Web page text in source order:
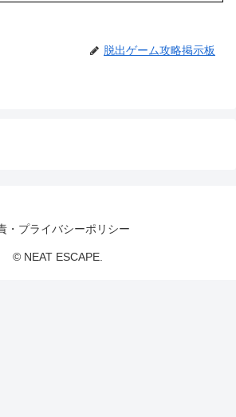
脱出ゲーム攻略掲示板
・プライバシーポリシー
© NEAT ESCAPE.